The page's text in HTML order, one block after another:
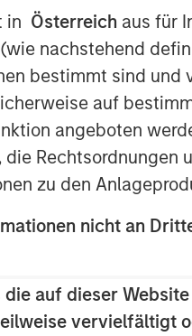
in Österreich aus für
(wie nachstehend
bestimmt sind
auf
angeboten
zu den
nicht an
auf dieser
vervielfältigt
million
and
AlpInvest,
plan,
supplier
the